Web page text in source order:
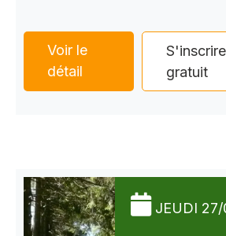
Voir le
détail
gratuit
JEUDI